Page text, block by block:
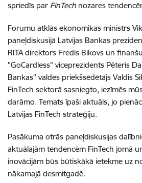
spriedīs par FinTechnozares
Forumu atklās ekonomikas ministrs
paneļdiskusijā Latvijas Bankas
RITA direktors Fredis Bikovs un
"GoCardless" viceprezidents Pēteris
Bankas" valdes priekšsēdētājs Valdis
FinTech sektorā sasniegto, iezīmēs
darāmo. Temats īpaši aktuāls, jo
Latvijas FinTech stratēģiju.
Pasākuma otrās paneļdiskusijas
aktuālajām tendencēm FinTech jomā
inovācijām būs būtiskākā ietekme uz
nākamajā desmitgadē.